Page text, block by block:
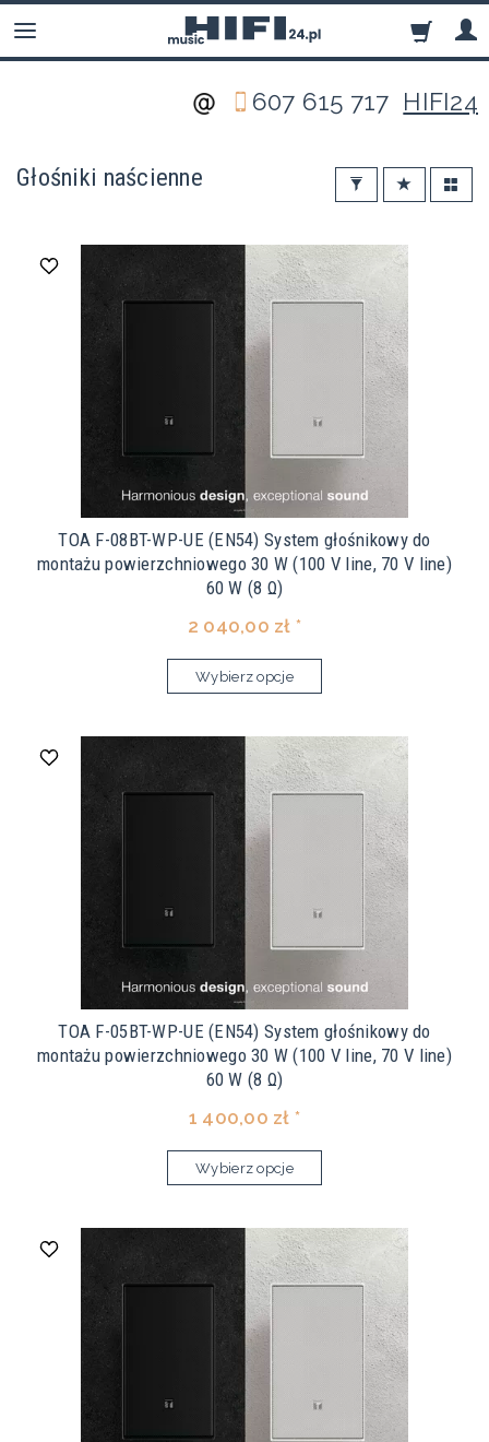
607 615 717 HIFI24
Głośniki naścienne
TOA F-08BT-WP-UE (EN54) System głośnikowy do
montażu powierzchniowego 30 W (100 V line, 70 V line)
60 W (8 Ω)
2 040,00 zł *
Wybierz opcje
TOA F-05BT-WP-UE (EN54) System głośnikowy do
montażu powierzchniowego 30 W (100 V line, 70 V line)
60 W (8 Ω)
1 400,00 zł *
Wybierz opcje